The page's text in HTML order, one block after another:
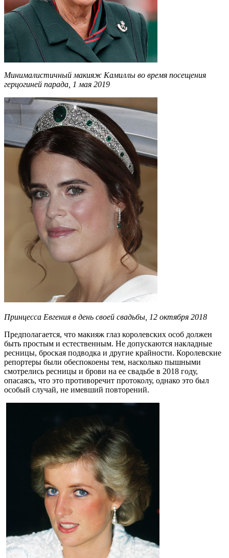
Минималистичный макияж Камиллы во время посещения
герцогиней парада, 1 мая 2019
Принцесса Евгения в день своей свадьбы, 12 октября 2018
Предполагается, что макияж глаз королевских особ должен
быть простым и естественным. Не допускаются накладные
ресницы, броская подводка и другие крайности. Королевские
репортеры были обеспокоены тем, насколько пышными
смотрелись ресницы и брови на ее свадьбе в 2018 году,
опасаясь, что это противоречит протоколу, однако это был
особый случай, не имевший повторений.